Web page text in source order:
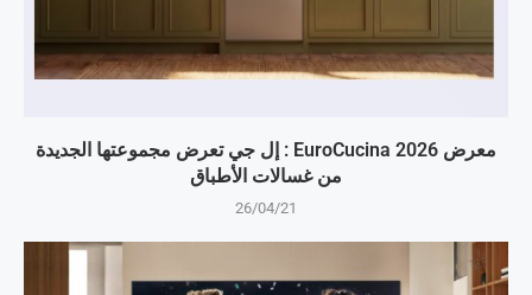
معرض EuroCucina 2026 : إل جي تعرض مجموعتها الجديدة
من غسالات الأطباق
26/04/21